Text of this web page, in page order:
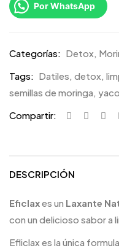
Por WhatsApp
Categorías: Detox,
Tags: Datiles, detox,
semillas de moringa,
Compartir:
DESCRIPCIÓN
Eficlaxes un Laxante
con un delicioso sabor a
Efliclax es la única